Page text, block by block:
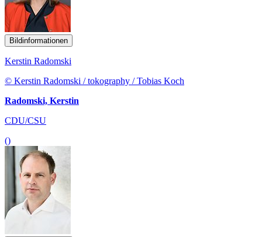
Bildinformationen
Kerstin Radomski
© Kerstin Radomski / tokography / Tobias Koch
Radomski, Kerstin
CDU/CSU
()